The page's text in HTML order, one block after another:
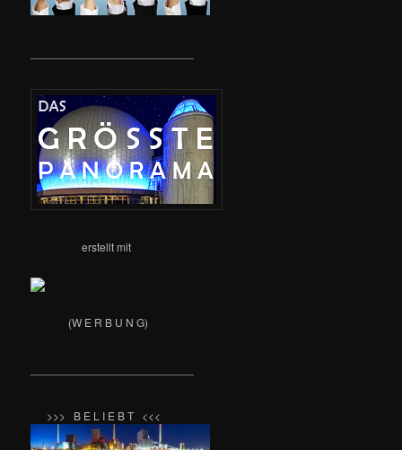
erstellt mit
(W E R B U N G)
>>> B E L I E B T <<<